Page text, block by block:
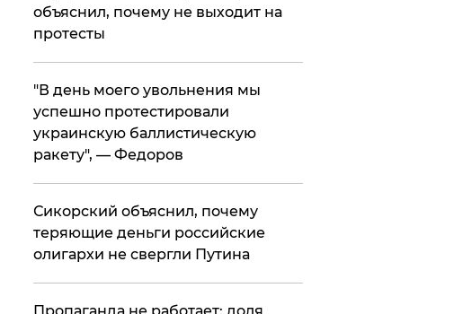
объяснил, почему не выходит на
протесты
​"В день моего увольнения мы
успешно протестировали
украинскую баллистическую
ракету", — Федоров
Сикорский объяснил, почему
теряющие деньги российские
олигархи не свергли Путина